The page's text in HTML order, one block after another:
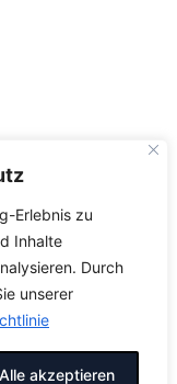
Erlebnis zu
Inhalte
Durch
unserer
Alle akzeptieren